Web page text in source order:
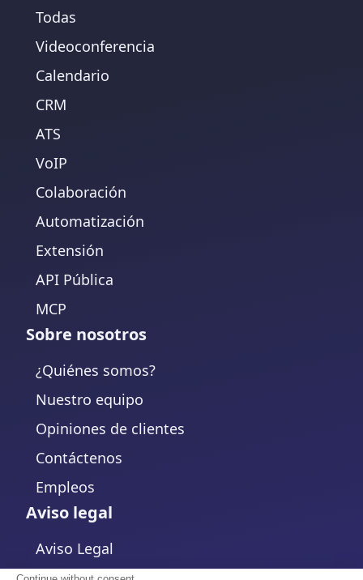
Todas
Videoconferencia
Calendario
CRM
ATS
VoIP
Colaboración
Automatización
Extensión
API Pública
MCP
Sobre nosotros
¿Quiénes somos?
Nuestro equipo
Opiniones de clientes
Contáctenos
Empleos
Aviso legal
Aviso Legal